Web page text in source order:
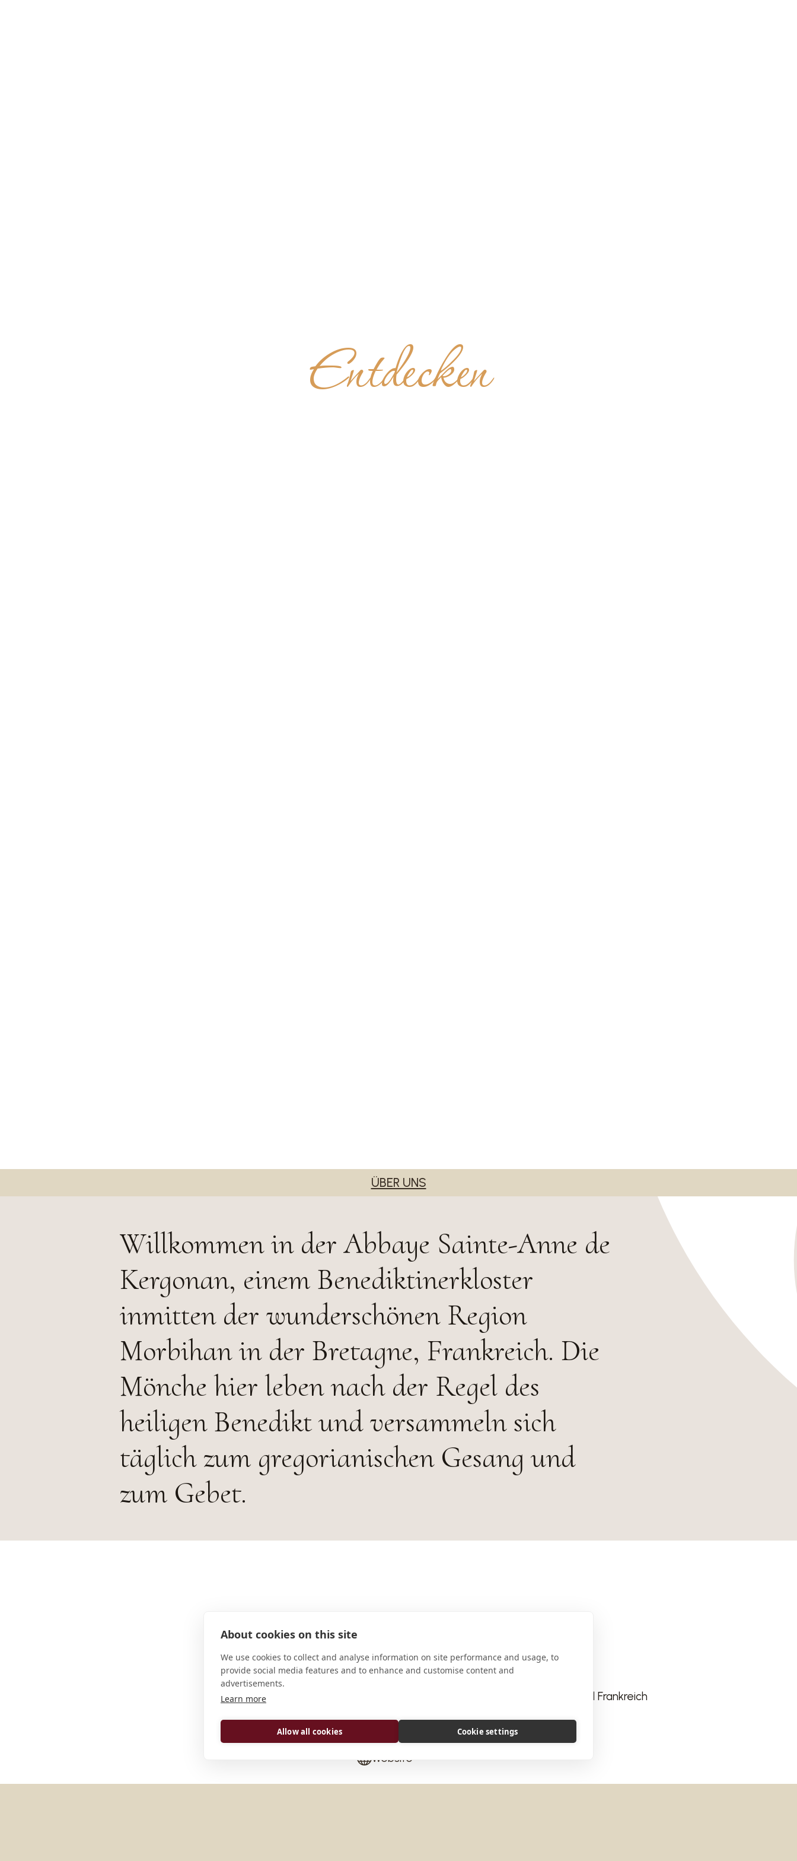
Entdecken
ABBAYE SAINTE-
ÜBER UNS
Willkommen in der Abbaye Sainte-Anne de
Kergonan, einem Benediktinerkloster
inmitten der wunderschönen Region
Morbihan in der Bretagne, Frankreich. Die
Mönche hier leben nach der Regel des
heiligen Benedikt und versammeln sich
täglich zum gregorianischen Gesang und
zum Gebet.
ADRESSE
1 rue de l'Abbaye Sainte Anne 56340 Plouharnel Frankreich
VERBINDEN
communaute@kergonan.org
Website
About cookies on this site
We use cookies to collect and analyse information on site performance and usage, to
provide social media features and to enhance and customise content and
advertisements.
Learn more
Allow all cookies Cookie settings